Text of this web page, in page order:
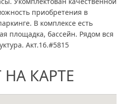
приобретения в
В комплексе есть
площадка, бассейн. Рядом вся
Акт.16.#5815
КАРТЕ